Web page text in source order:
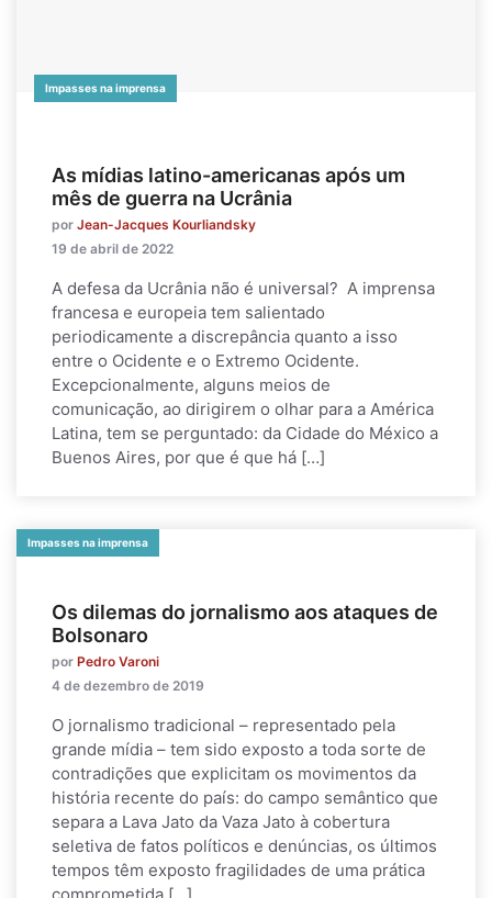
Impasses na imprensa
As mídias latino-americanas após um
mês de guerra na Ucrânia
por Jean-Jacques Kourliandsky
19 de abril de 2022
A defesa da Ucrânia não é universal? A imprensa
francesa e europeia tem salientado
periodicamente a discrepância quanto a isso
entre o Ocidente e o Extremo Ocidente.
Excepcionalmente, alguns meios de
comunicação, ao dirigirem o olhar para a América
Latina, tem se perguntado: da Cidade do México a
Buenos Aires, por que é que há […]
Impasses na imprensa
Os dilemas do jornalismo aos ataques de
Bolsonaro
por Pedro Varoni
4 de dezembro de 2019
O jornalismo tradicional – representado pela
grande mídia – tem sido exposto a toda sorte de
contradições que explicitam os movimentos da
história recente do país: do campo semântico que
separa a Lava Jato da Vaza Jato à cobertura
seletiva de fatos políticos e denúncias, os últimos
tempos têm exposto fragilidades de uma prática